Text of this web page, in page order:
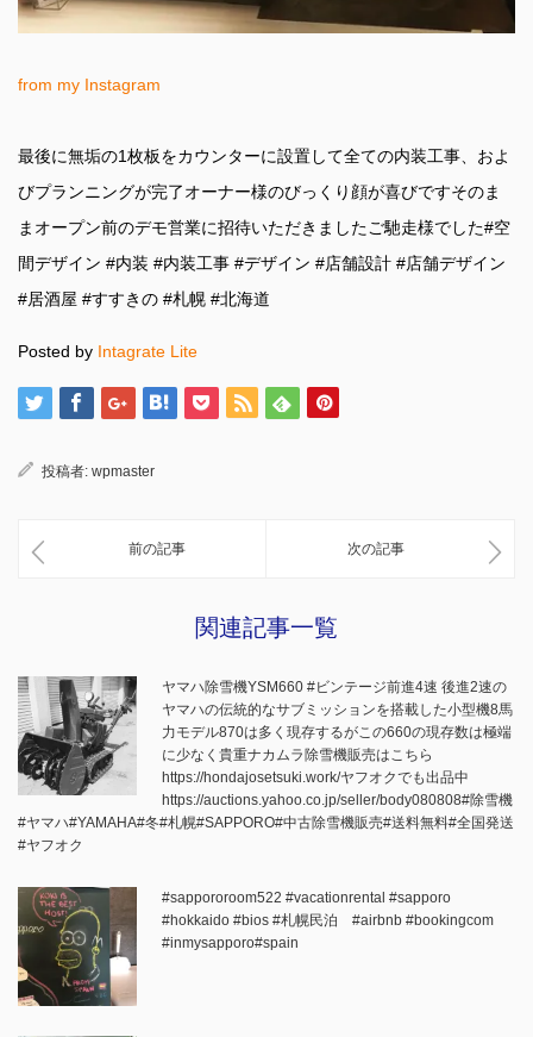
from my Instagram
最後に無垢の1枚板をカウンターに設置して全ての内装工事、およ
びプランニングが完了オーナー様のびっくり顔が喜びですそのま
まオープン前のデモ営業に招待いただきましたご馳走様でした#空
間デザイン #内装 #内装工事 #デザイン #店舗設計 #店舗デザイン
#居酒屋 #すすきの #札幌 #北海道
Posted by Intagrate Lite
投稿者: wpmaster
前の記事 次の記事
関連記事一覧
ヤマハ除雪機YSM660 #ビンテージ前進4速 後進2速の
ヤマハの伝統的なサブミッションを搭載した小型機8馬
力モデル870は多く現存するがこの660の現存数は極端
に少なく貴重ナカムラ除雪機販売はこちら
https://hondajosetsuki.work/ヤフオクでも出品中
https://auctions.yahoo.co.jp/seller/body080808#除雪機
#ヤマハ#YAMAHA#冬#札幌#SAPPORO#中古除雪機販売#送料無料#全国発送
#ヤフオク
#sappororoom522 #vacationrental #sapporo
#hokkaido #bios #札幌民泊 #airbnb #bookingcom
#inmysapporo#spain